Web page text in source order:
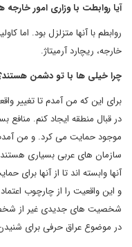
آیا روابطت با وزاری امور
روابطم با آنها متزلزل بود. اما
خارجه، ریچارد آرمیتاژ.
چرا خیلی ها با تو دشمن
برای این که من آمدم تا تغییر
در قبال منطقه ایجاد کنم.
موجود حمایت می کرد. و من آمدم
سازمان های عربی بسیاری هستند
آنها وابسته اند تا از آنها
و این واقعیت را از چارچوب
شخصیت های جدیدی غیر از
در موضوع عراق حرفی برای